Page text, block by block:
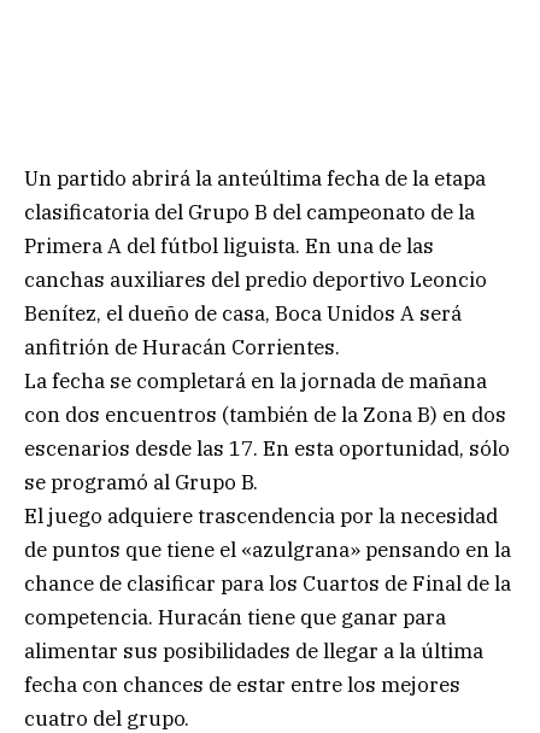
Un partido abrirá la anteúltima fecha de la etapa
clasificatoria del Grupo B del campeonato de la
Primera A del fútbol liguista. En una de las
canchas auxiliares del predio deportivo Leoncio
Benítez, el dueño de casa, Boca Unidos A será
anfitrión de Huracán Corrientes.
La fecha se completará en la jornada de mañana
con dos encuentros (también de la Zona B) en dos
escenarios desde las 17. En esta oportunidad, sólo
se programó al Grupo B.
El juego adquiere trascendencia por la necesidad
de puntos que tiene el «azulgrana» pensando en la
chance de clasificar para los Cuartos de Final de la
competencia. Huracán tiene que ganar para
alimentar sus posibilidades de llegar a la última
fecha con chances de estar entre los mejores
cuatro del grupo.